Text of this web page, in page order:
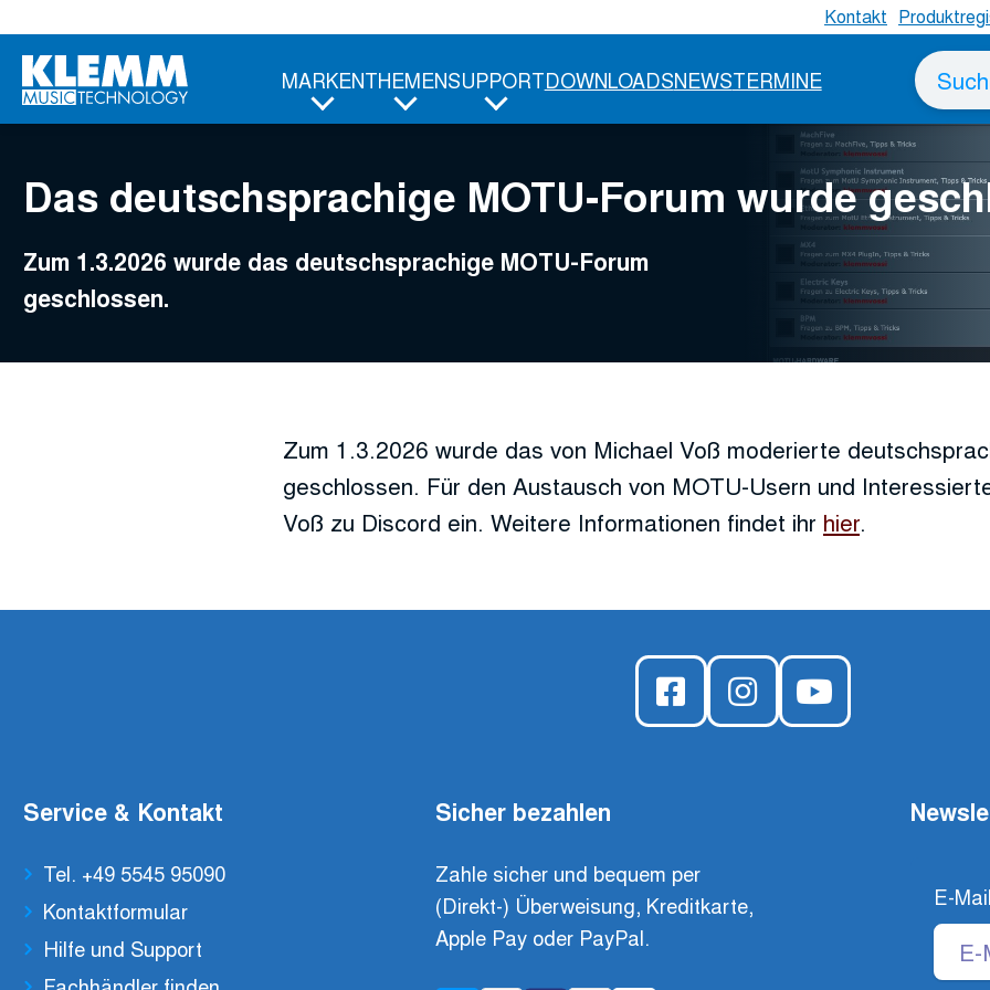
Hauptinhalt
Kontakt
MARKENTHEMENSUPPORTDOWNLOADSNEWSTERMINE
Suche
nach
Das deutschsprachige MOTU-Forum wurde
Zum 1.3.2026 wurde das deutschsprachige MOTU-Forum
geschlossen.
Zum 1.3.2026 wurde das von Michael Voß moderierte
geschlossen. Für den Austausch von MOTU-Usern und
Voß zu Discord ein. Weitere Informationen findet ihr hier.
Service & Kontakt
Tel. +49 5545 95090
Kontaktformular
Hilfe und Support
Sicher bezahlen
Zahle sicher und bequem per
(Direkt-) Überweisung, Kreditkarte,
Apple Pay oder PayPal.
E-Mail